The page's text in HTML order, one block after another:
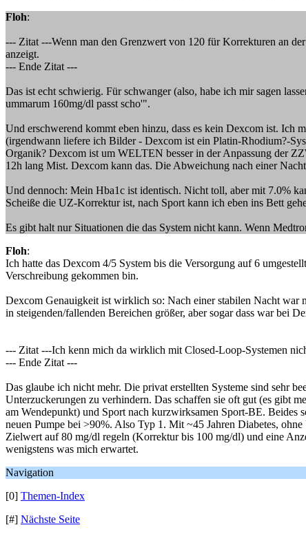
Floh:
--- Zitat ---Wenn man den Grenzwert von 120 für Korrekturen an
anzeigt.
--- Ende Zitat ---
Das ist echt schwierig. Für schwanger (also, habe ich mir sagen
ummarum 160mg/dl passt scho'".
Und erschwerend kommt eben hinzu, dass es kein Dexcom ist. Ich
(irgendwann liefere ich Bilder - Dexcom ist ein Platin-Rhodium?-
Organik? Dexcom ist um WELTEN besser in der Anpassung der
12h lang Mist. Dexcom kann das. Die Abweichung nach einer
Und dennoch: Mein Hba1c ist identisch. Nicht toll, aber mit 7.0%
Scheiße die UZ-Korrektur ist, nach Sport kann ich eben ins Bett
Es gibt halt nur Situationen die das System nicht kann. Wenn
Floh:
Ich hatte das Dexcom 4/5 System bis die Versorgung auf 6
Verschreibung gekommen bin.
Dexcom Genauigkeit ist wirklich so: Nach einer stabilen Nacht
in steigenden/fallenden Bereichen größer, aber sogar dass war bei
--- Zitat ---Ich kenn mich da wirklich mit Closed-Loop-Systemen
--- Ende Zitat ---
Das glaube ich nicht mehr. Die privat erstellten Systeme sind sehr
Unterzuckerungen zu verhindern. Das schaffen sie oft gut (es gibt
am Wendepunkt) und Sport nach kurzwirksamen Sport-BE. Beides
neuen Pumpe bei >90%. Also Typ 1. Mit ~45 Jahren Diabetes,
Zielwert auf 80 mg/dl regeln (Korrektur bis 100 mg/dl) und eine
wenigstens was mich erwartet.
Navigation
[0] Themen-Index
[#] Nächste Seite